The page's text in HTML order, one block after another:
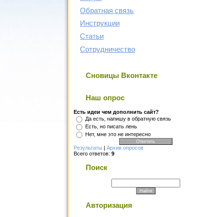
Обратная связь
Инструкции
Статьи
Сотрудничество
Сновицы Вконтакте
Наш опрос
Есть идеи чем дополнить сайт?
Да есть, напишу в обратную связь
Есть, но писать лень
Нет, мне это не интересно
Результаты | Архив опросов
Всего ответов: 9
Поиск
Авторизация